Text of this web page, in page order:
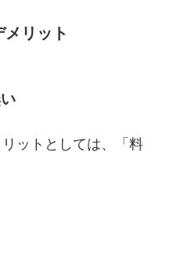
リット
ットとしては、「料